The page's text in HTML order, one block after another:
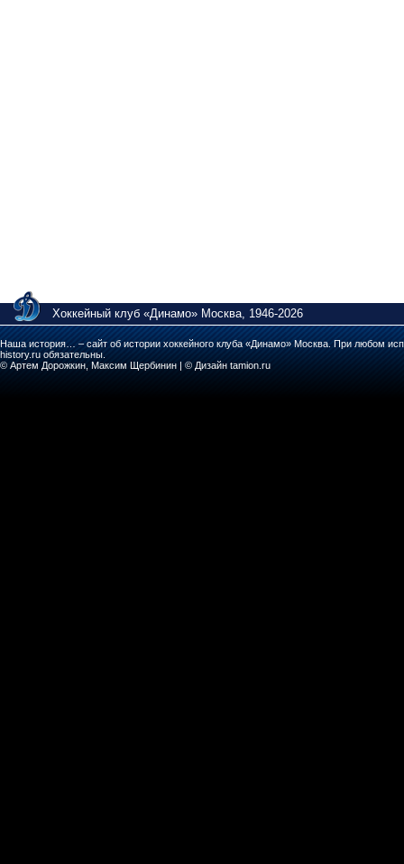
Хоккейный клуб «Динамо» Москва, 1946-2026
Наша история… – сайт об истории хоккейного клуба «Динамо» Москва. При любом
history.ru обязательны.
© Артем Дорожкин, Максим Щербинин | © Дизайн tamion.ru